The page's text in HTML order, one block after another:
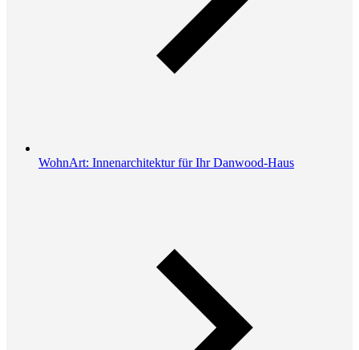
WohnArt: Innenarchitektur für Ihr Danwood-Haus